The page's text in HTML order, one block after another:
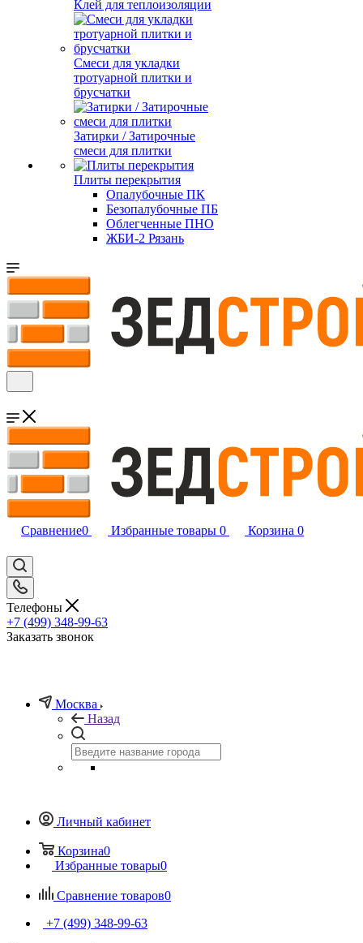
Клей для теплоизоляции
Смеси для укладки
тротуарной плитки и
брусчатки
Затирки / Затирочные
смеси для плитки
Плиты перекрытия
Опалубочные ПК
Безопалубочные ПБ
Облегченные ПНО
ЖБИ-2 Рязань
Сравнение0 Избранные товары 0 Корзина 0
Телефоны
+7 (499) 348-99-63
Заказать звонок
Москва
Назад
Личный кабинет
Корзина0
Избранные товары0
Сравнение товаров0
+7 (499) 348-99-63